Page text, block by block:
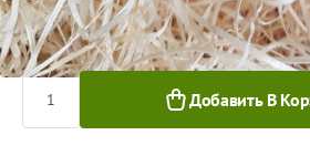
Количество
Добавить В